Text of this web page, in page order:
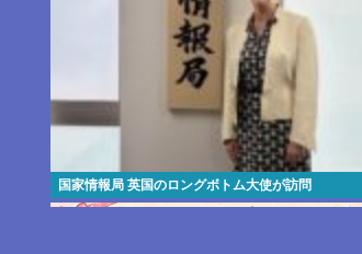
国家情報局 英国のロングボトム大使が訪問